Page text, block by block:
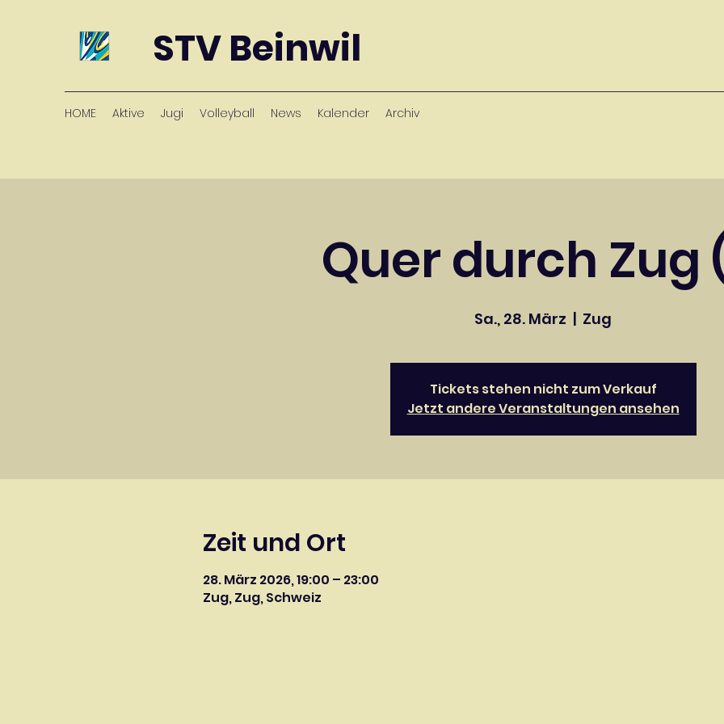
STV Beinwil
HOME Aktive Jugi Volleyball News Kalender Archiv
Quer durch Zug
Sa., 28. März
  |
Zug
Tickets stehen nicht zum Verkauf
Jetzt andere Veranstaltungen ansehen
Zeit und Ort
28. März 2026, 19:00 – 23:00
Zug, Zug, Schweiz